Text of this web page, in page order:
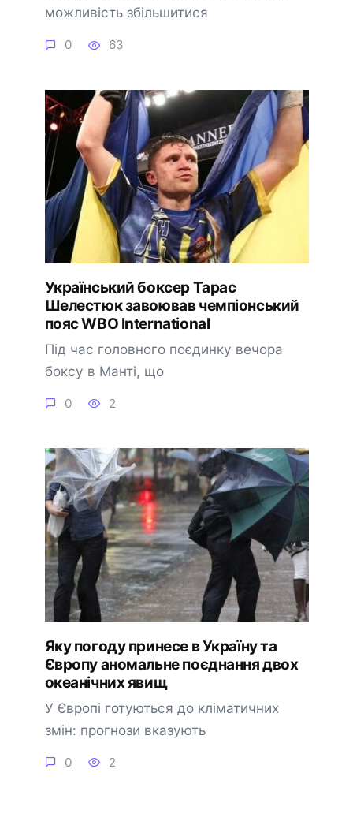
можливість збільшитися
0 63
Український боксер Тарас
Шелестюк завоював чемпіонський
пояс WBO International
Під час головного поєдинку вечора
боксу в Манті, що
0 2
Яку погоду принесе в Україну та
Європу аномальне поєднання двох
океанічних явищ
У Європі готуються до кліматичних
змін: прогнози вказують
0 2